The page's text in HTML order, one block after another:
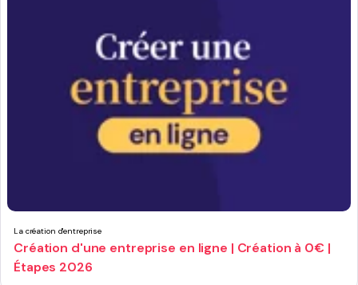
La création d'entreprise
Création d'une entreprise en ligne | Création à 0€ |
Étapes 2026